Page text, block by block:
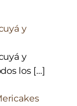
y
y
los […]